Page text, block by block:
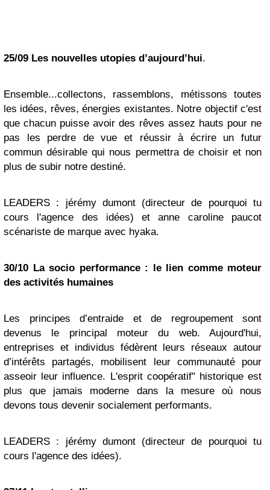
25/09 Les nouvelles utopies d’aujourd’hui.
Ensemble...collectons, rassemblons, métissons toutes
les idées, rêves, énergies existantes. Notre objectif c'est
que chacun puisse avoir des rêves assez hauts pour ne
pas les perdre de vue et réussir à écrire un futur
commun désirable qui nous permettra de choisir et non
plus de subir notre destiné.
LEADERS : jérémy dumont (directeur de pourquoi tu
cours l'agence des idées) et anne caroline paucot
scénariste de marque avec hyaka.
30/10 La socio performance : le lien comme moteur
des activités humaines
Les principes d’entraide et de regroupement sont
devenus le principal moteur du web. Aujourd'hui,
entreprises et individus fédèrent leurs réseaux autour
d’intérêts partagés, mobilisent leur communauté pour
asseoir leur influence. L'esprit coopératif" historique est
plus que jamais moderne dans la mesure où nous
devons tous devenir socialement performants.
LEADERS : jérémy dumont (directeur de pourquoi tu
cours l'agence des idées).